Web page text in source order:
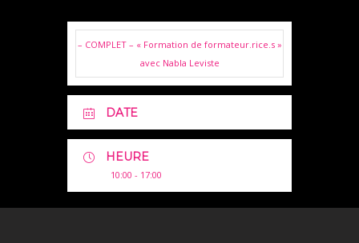
– COMPLET – « Formation de formateur.rice.s »
avec Nabla Leviste
DATE
HEURE
10:00 - 17:00